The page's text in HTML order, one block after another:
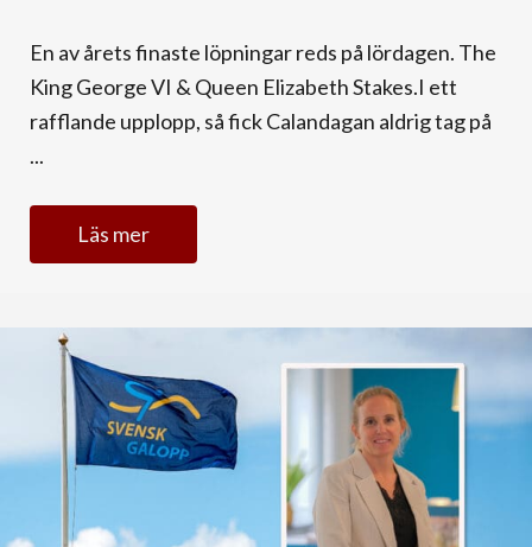
En av årets finaste löpningar reds på lördagen. The
King George VI & Queen Elizabeth Stakes.I ett
rafflande upplopp, så fick Calandagan aldrig tag på
...
Läs mer